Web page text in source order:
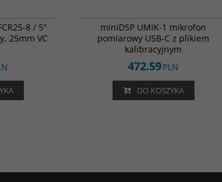
8 / 5"
25mm VC
BESTSELLER DARMOWA DOSTAWA
miniDSP UMIK-1 mikrofon
pomiarowy USB-C z plikiem
kalibracyjnym
472.59PLN
DO KOSZYKA